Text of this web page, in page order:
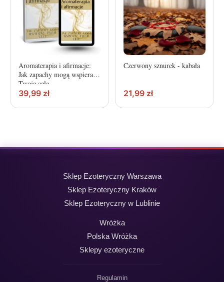
Aromaterapia i afirmacje:
Jak zapachy mogą wspierać
Twoje cele
39,99 zł
Czerwony sznurek - kabała
21,99 zł
Sklep Ezoteryczny Warszawa
Sklep Ezoteryczny Kraków
Sklep Ezoteryczny w Lublinie
Wróżka
Polska Wróżka
Sklepy ezoteryczne
Regulamin